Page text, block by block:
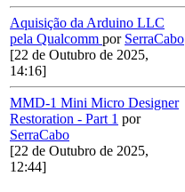
Aquisição da Arduino LLC
pela Qualcomm por SerraCabo
[22 de Outubro de 2025,
14:16]
MMD-1 Mini Micro Designer
Restoration - Part 1 por
SerraCabo
[22 de Outubro de 2025,
12:44]